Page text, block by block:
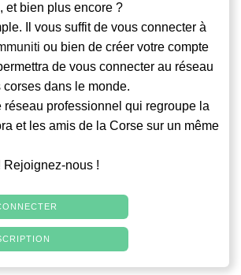
et bien plus encore ?
Il vous suffit de vous connecter à
ou bien de créer votre compte
de vous connecter au réseau
dans le monde.
réseau professionnel qui regroupe la
et les amis de la Corse sur un même
Rejoignez-nous !